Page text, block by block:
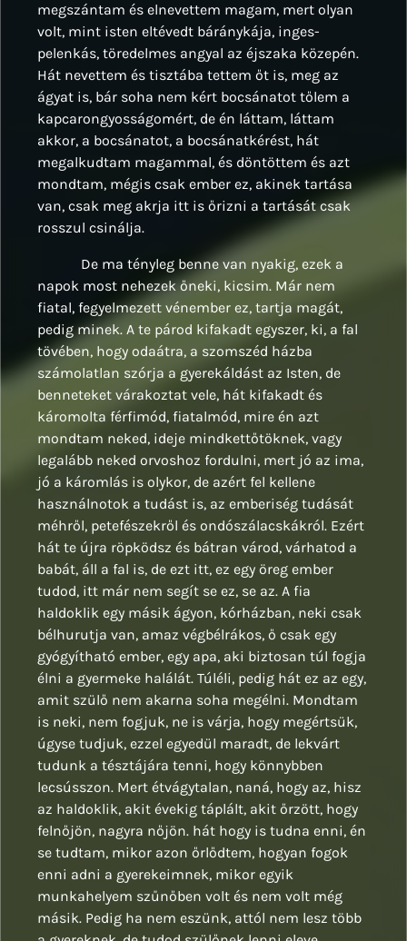
megszántam és elnevettem magam, mert olyan
volt, mint isten eltévedt báránykája, inges-
pelenkás, töredelmes angyal az éjszaka közepén.
Hát nevettem és tisztába tettem őt is, meg az
ágyat is, bár soha nem kért bocsánatot tőlem a
kapcarongyosságomért, de én láttam, láttam
akkor, a bocsánatot, a bocsánatkérést, hát
megalkudtam magammal, és döntöttem és azt
mondtam, mégis csak ember ez, akinek tartása
van, csak meg akrja itt is őrizni a tartását csak
rosszul csinálja.
De ma tényleg benne van nyakig, ezek a
napok most nehezek őneki, kicsim. Már nem
fiatal, fegyelmezett vénember ez, tartja magát,
pedig minek. A te párod kifakadt egyszer, ki, a fal
tövében, hogy odaátra, a szomszéd házba
számolatlan szórja a gyerekáldást az Isten, de
benneteket várakoztat vele, hát kifakadt és
káromolta férfimód, fiatalmód, mire én azt
mondtam neked, ideje mindkettőtöknek, vagy
legalább neked orvoshoz fordulni, mert jó az ima,
jó a káromlás is olykor, de azért fel kellene
használnotok a tudást is, az emberiség tudását
méhről, petefészekről és ondószálacskákról. Ezért
hát te újra röpködsz és bátran várod, várhatod a
babát, áll a fal is, de ezt itt, ez egy öreg ember
tudod, itt már nem segít se ez, se az. A fia
haldoklik egy másik ágyon, kórházban, neki csak
bélhurutja van, amaz végbélrákos, ő csak egy
gyógyítható ember, egy apa, aki biztosan túl fogja
élni a gyermeke halálát. Túléli, pedig hát ez az egy,
amit szülő nem akarna soha megélni. Mondtam
is neki, nem fogjuk, ne is várja, hogy megértsük,
úgyse tudjuk, ezzel egyedül maradt, de lekvárt
tudunk a tésztájára tenni, hogy könnybben
lecsússzon. Mert étvágytalan, naná, hogy az, hisz
az haldoklik, akit évekig táplált, akit őrzött, hogy
felnőjön, nagyra nőjön. hát hogy is tudna enni, én
se tudtam, mikor azon őrlődtem, hogyan fogok
enni adni a gyerekeimnek, mikor egyik
munkahelyem szűnőben volt és nem volt még
másik. Pedig ha nem eszünk, attól nem lesz több